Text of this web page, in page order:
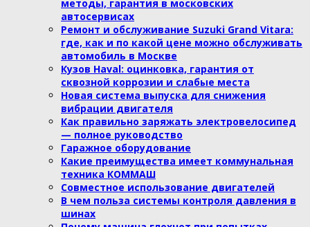
методы, гарантия в московских
автосервисах
Ремонт и обслуживание Suzuki Grand Vitara:
где, как и по какой цене можно обслуживать
автомобиль в Москве
Кузов Haval: оцинковка, гарантия от
сквозной коррозии и слабые места
Новая система выпуска для снижения
вибрации двигателя
Как правильно заряжать электровелосипед
— полное руководство
Гаражное оборудование
Какие преимущества имеет коммунальная
техника КОММАШ
Совместное использование двигателей
В чем польза системы контроля давления в
шинах